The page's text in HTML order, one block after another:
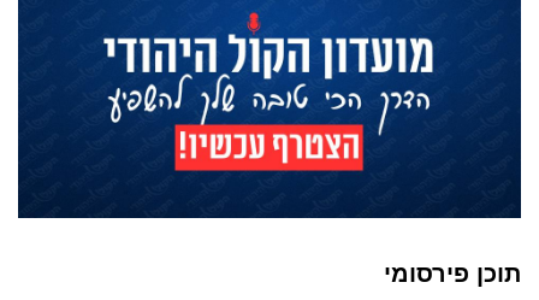
תוכן פירסומי